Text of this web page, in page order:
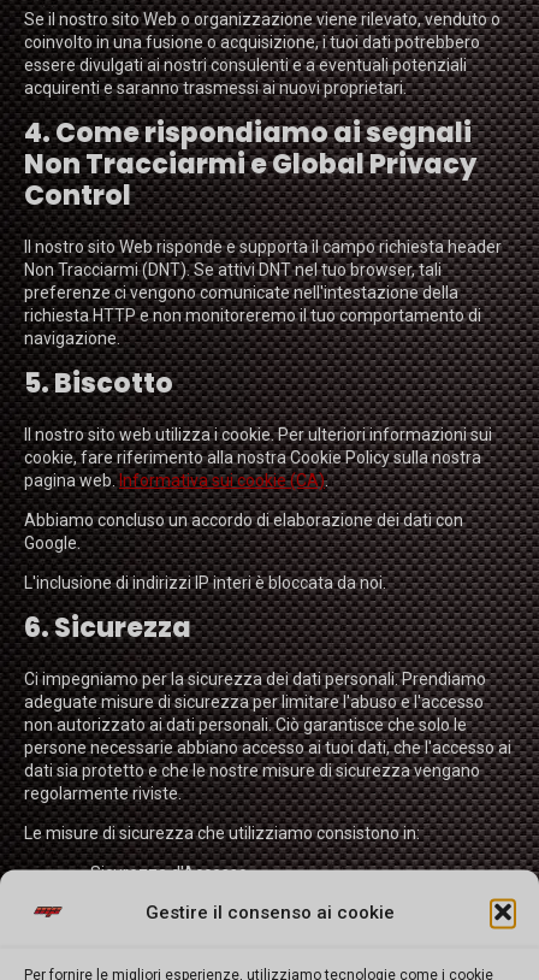
Gestire il consenso ai cookie
Per fornire le migliori esperienze, utilizziamo tecnologie come i cookie
Se il nostro sito Web o organizzazione viene rilevato, venduto o
coinvolto in una fusione o acquisizione, i tuoi dati potrebbero
essere divulgati ai nostri consulenti e a eventuali potenziali
acquirenti e saranno trasmessi ai nuovi proprietari.
4. Come rispondiamo ai segnali
Non Tracciarmi e Global Privacy
Control
Il nostro sito Web risponde e supporta il campo richiesta header
Non Tracciarmi (DNT). Se attivi DNT nel tuo browser, tali
preferenze ci vengono comunicate nell'intestazione della
richiesta HTTP e non monitoreremo il tuo comportamento di
navigazione.
5. Biscotto
Il nostro sito web utilizza i cookie. Per ulteriori informazioni sui
cookie, fare riferimento alla nostra Cookie Policy sulla nostra
pagina web.Informativa sui cookie (CA).
Abbiamo concluso un accordo di elaborazione dei dati con
Google.
L'inclusione di indirizzi IP interi è bloccata da noi.
6. Sicurezza
Ci impegniamo per la sicurezza dei dati personali. Prendiamo
adeguate misure di sicurezza per limitare l'abuso e l'accesso
non autorizzato ai dati personali. Ciò garantisce che solo le
persone necessarie abbiano accesso ai tuoi dati, che l'accesso ai
dati sia protetto e che le nostre misure di sicurezza vengano
regolarmente riviste.
Le misure di sicurezza che utilizziamo consistono in:
Sicurezza d'Accesso
DKIM, SPF, DMARC e altre impostazioni DNS specifiche
Crittografia (START)TLS / SSL / DANE
Misure di sicurezza dell'hardware che contiene o